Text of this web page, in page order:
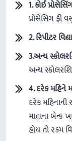
1. કોઈ
પ્રોસેસિંગ ફી
2. રિપીટર
3.અન્ય
અન્ય
4. દરેક
દરેક
માતાના બેન્ક
હોય તો રકમ